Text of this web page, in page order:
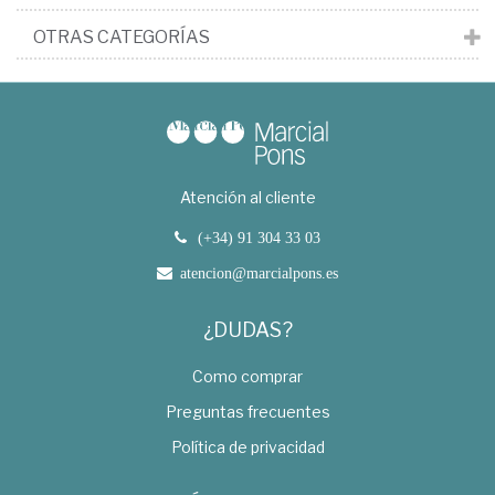
OTRAS CATEGORÍAS
Atención al cliente
(+34) 91 304 33 03
atencion@marcialpons.es
¿DUDAS?
Como comprar
Preguntas frecuentes
Política de privacidad